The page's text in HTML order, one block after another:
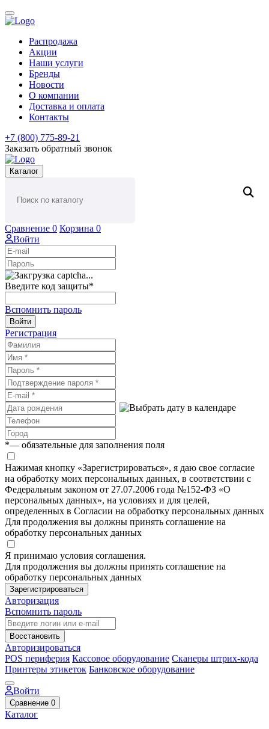
Распродажа
Акции
Наши услуги
Бренды
Новости
О компании
Доставка и оплата
Контакты
+7 (800) 775-89-21
Заказать обратный звонок
Каталог
Сравнение 0 Корзина 0
Войти
Введите код защиты*
Вспомнить пароль
Войти
Регистрация
*— обязательные для заполнения поля
Нажимая кнопку «Зарегистрироваться», я даю свое согласие
на обработку моих персональных данных, в соответствии с
Федеральным законом от 27.07.2006 года №152-ФЗ «О
персональных данных», на условиях и для целей,
определенных в Согласии на обработку персональных данных
Для продолжения вы должны принять соглашение на
обработку персональных данных
Я принимаю условия соглашения.
Для продолжения вы должны принять соглашение на
обработку персональных данных
Зарегистрироваться
Авторизация
Вспомнить пароль
Восстановить
Авторизироваться
POS периферия Кассовое оборудование Сканеры штрих-кода
Принтеры этикеток Банковское оборудование
Войти
Сравнение 0
Каталог